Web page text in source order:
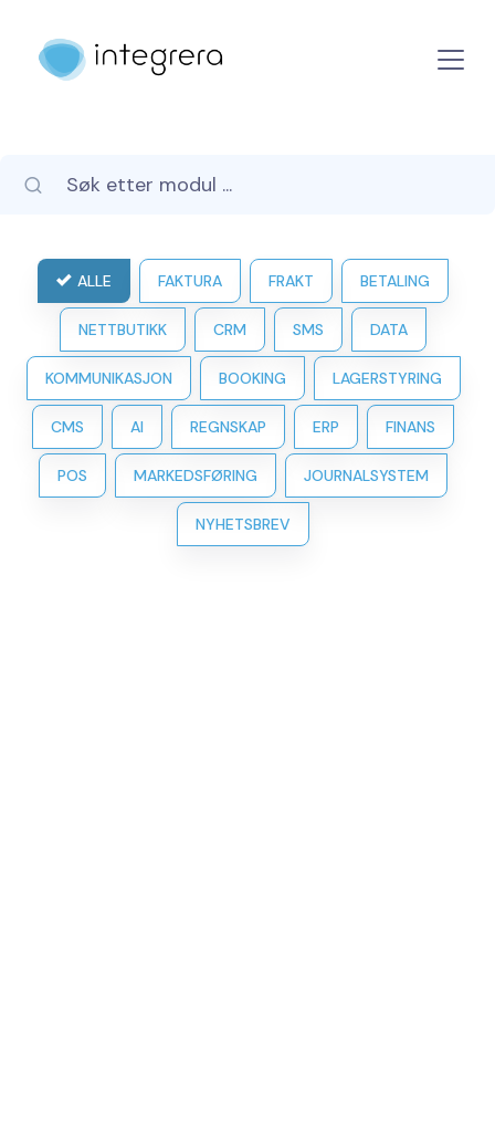
ALLE FAKTURA FRAKT BETALING
NETTBUTIKK CRM SMS DATA
KOMMUNIKASJON BOOKING LAGERSTYRING
CMS AI REGNSKAP ERP FINANS
POS MARKEDSFØRING JOURNALSYSTEM
NYHETSBREV